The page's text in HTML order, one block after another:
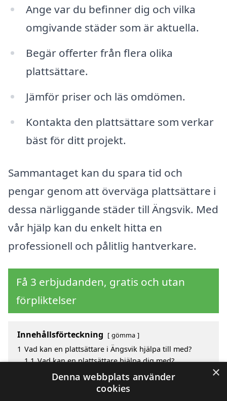
Ange var du befinner dig och vilka
omgivande städer som är aktuella.
Begär offerter från flera olika
plattsättare.
Jämför priser och läs omdömen.
Kontakta den plattsättare som verkar
bäst för ditt projekt.
Sammantaget kan du spara tid och
pengar genom att överväga plattsättare i
dessa närliggande städer till Ängsvik. Med
vår hjälp kan du enkelt hitta en
professionell och pålitlig hantverkare.
Få 3 erbjudanden, gratis och utan
förpliktelser
Innehållsförteckning gömma
1 Vad kan en plattsättare i Ängsvik hjälpa till med?
1.1 Vad kan en plattsättare hjälpa dig med?
Fördelar med att välja plattsättare i Ängsvik
Sök efter en skicklig plattsättare i de omgivande
×
Denna webbplats använder
cookies